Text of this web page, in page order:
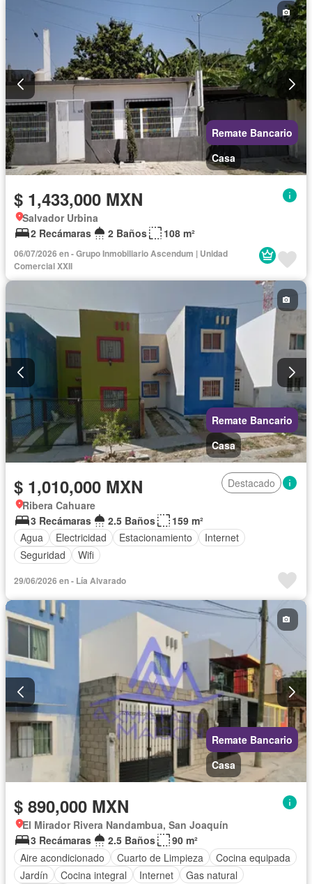
Remate Bancario
Casa
$ 1,433,000 MXN
Salvador Urbina
2 Recámaras
2 Baños 108 m²
06/07/2026 en - Grupo Inmobiliario Ascendum | Unidad
Comercial XXII
Remate Bancario
Casa
$ 1,010,000 MXN
Destacado
Ribera Cahuare
3 Recámaras
2.5 Baños
159 m²
Agua
Electricidad Estacionamiento
Internet
Seguridad
Wifi
29/06/2026 en - Lía Alvarado
Remate Bancario
Casa
$ 890,000 MXN
El Mirador Rivera Nandambua, San Joaquín
3 Recámaras
2.5 Baños
90 m²
Aire acondicionado
Cuarto de Limpieza
Cocina equipada
Jardín
Cocina integral Internet
Gas natural